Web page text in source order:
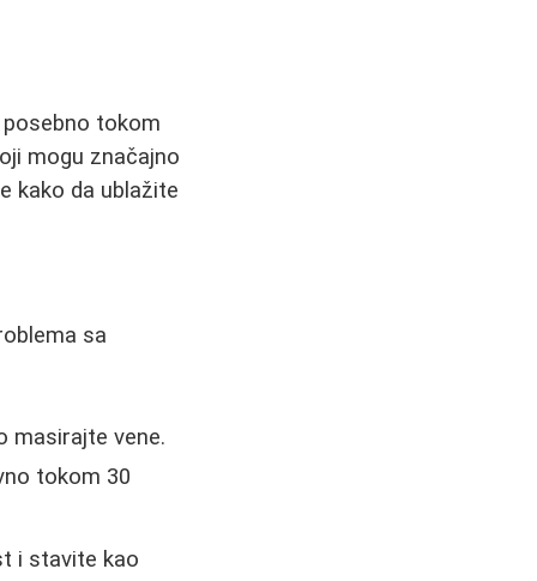
tokom
mogu značajno
kako da ublažite
sa
masirajte vene.
tokom 30
i stavite kao